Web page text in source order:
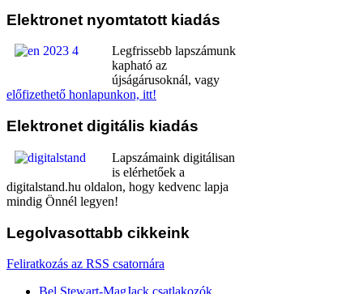
Elektronet nyomtatott kiadás
Legfrissebb lapszámunk
kapható az
újságárusoknál, vagy
előfizethető honlapunkon, itt!
Elektronet digitális kiadás
Lapszámaink digitálisan
is elérhetőek a
digitalstand.hu oldalon, hogy kedvenc lapja
mindig Önnél legyen!
Legolvasottabb cikkeink
Feliratkozás az RSS csatornára